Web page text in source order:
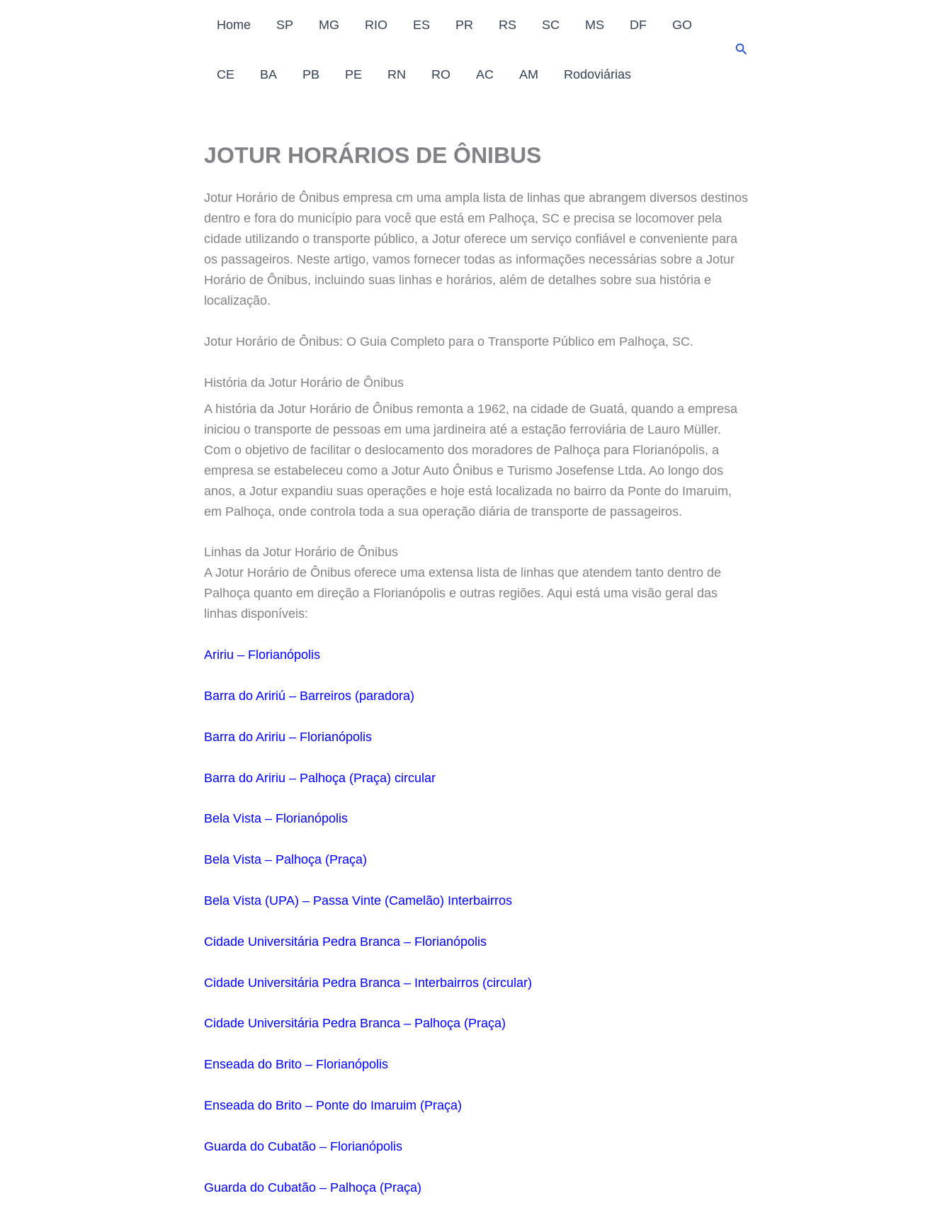
Home SP MG RIO ES PR RS SC MS DF GO
CE BA PB PE RN RO AC AM Rodoviárias
Pesquisar
JOTUR HORÁRIOS DE ÔNIBUS
Jotur Horário de Ônibus empresa cm uma ampla lista de linhas que abrangem diversos destinos
dentro e fora do município para você que está em Palhoça, SC e precisa se locomover pela
cidade utilizando o transporte público, a Jotur oferece um serviço confiável e conveniente para
os passageiros. Neste artigo, vamos fornecer todas as informações necessárias sobre a Jotur
Horário de Ônibus, incluindo suas linhas e horários, além de detalhes sobre sua história e
localização.
Jotur Horário de Ônibus: O Guia Completo para o Transporte Público em Palhoça, SC.
História da Jotur Horário de Ônibus
A história da Jotur Horário de Ônibus remonta a 1962, na cidade de Guatá, quando a empresa
iniciou o transporte de pessoas em uma jardineira até a estação ferroviária de Lauro Müller.
Com o objetivo de facilitar o deslocamento dos moradores de Palhoça para Florianópolis, a
empresa se estabeleceu como a Jotur Auto Ônibus e Turismo Josefense Ltda. Ao longo dos
anos, a Jotur expandiu suas operações e hoje está localizada no bairro da Ponte do Imaruim,
em Palhoça, onde controla toda a sua operação diária de transporte de passageiros.
Linhas da Jotur Horário de Ônibus
A Jotur Horário de Ônibus oferece uma extensa lista de linhas que atendem tanto dentro de
Palhoça quanto em direção a Florianópolis e outras regiões. Aqui está uma visão geral das
linhas disponíveis:
Aririu – Florianópolis
Barra do Aririú – Barreiros (paradora)
Barra do Aririu – Florianópolis
Barra do Aririu – Palhoça (Praça) circular
Bela Vista – Florianópolis
Bela Vista – Palhoça (Praça)
Bela Vista (UPA) – Passa Vinte (Camelão) Interbairros
Cidade Universitária Pedra Branca – Florianópolis
Cidade Universitária Pedra Branca – Interbairros (circular)
Cidade Universitária Pedra Branca – Palhoça (Praça)
Enseada do Brito – Florianópolis
Enseada do Brito – Ponte do Imaruim (Praça)
Guarda do Cubatão – Florianópolis
Guarda do Cubatão – Palhoça (Praça)